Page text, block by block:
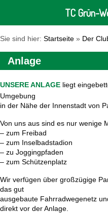
Sie sind hier: Startseite » Der
Anlage
UNSERE ANLAGE liegt
Umgebung
in der Nähe der Innenstadt von
Von uns aus sind es nur wenige
– zum Freibad
– zum Inselbadstadion
– zu Joggingpfaden
– zum Schützenplatz
Wir verfügen über großzügige
das gut
ausgebaute Fahrradwegenetz
direkt vor der Anlage.
TC Grün-